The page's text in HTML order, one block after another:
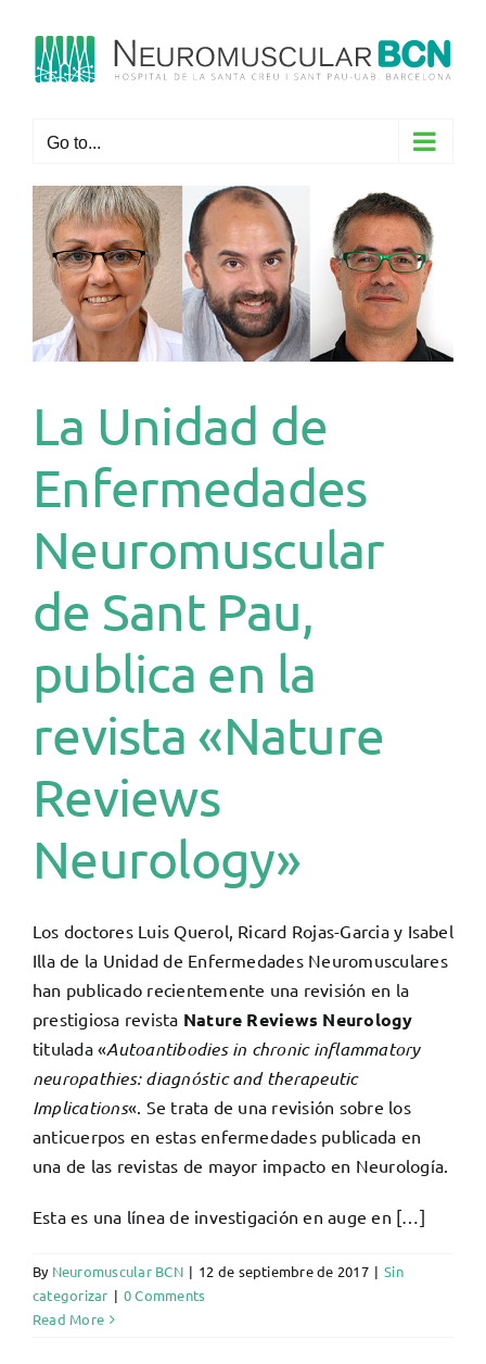
content
Go to...
La Unidad de
Enfermedades
Neuromuscular
de Sant Pau,
publica en la
revista «Nature
Reviews
Neurology»
Los doctores Luis Querol, Ricard Rojas-Garcia y Isabel
Illa de la Unidad de Enfermedades Neuromusculares
han publicado recientemente una revisión en la
prestigiosa revista Nature Reviews Neurology
titulada «Autoantibodies in chronic inflammatory
neuropathies: diagnóstic and therapeutic
Implications«. Se trata de una revisión sobre los
anticuerpos en estas enfermedades publicada en
una de las revistas de mayor impacto en Neurología.
Esta es una línea de investigación en auge en […]
By Neuromuscular BCN | 12 de septiembre de 2017 | Sin
categorizar | 0 Comments
Read More